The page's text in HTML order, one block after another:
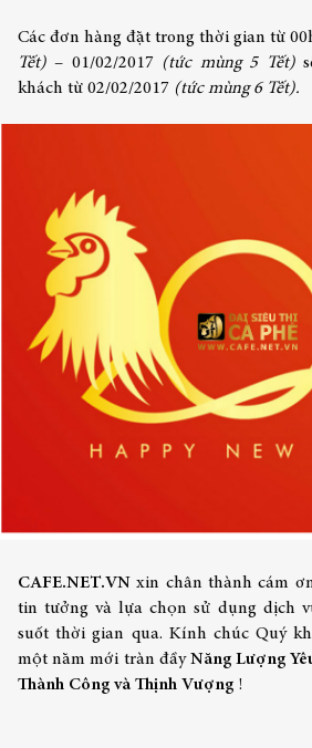
Các đơn hàng đặt trong thời gian từ
Tết) – 01/02/2017 (tức mùng 5 Tết)
khách từ 02/02/2017 (tức mùng 6 Tết).
CAFE.NET.VN xin chân thành cám
tin tưởng và lựa chọn sử dụng dịch
suốt thời gian qua. Kính chúc Quý
một năm mới tràn đầyNăng Lượng
Thành Công và Thịnh Vượng !